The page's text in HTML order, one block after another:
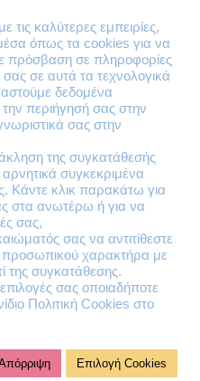
καλύτερες εμπειρίες,
όπως τα cookies για να
πρόσβαση σε πληροφορίες
σε αυτά τα τεχνολογικά
δεδομένα
περιήγησή σας στην
σας στην
της συγκατάθεσής
συγκεκριμένα
Κάντε κλικ παρακάτω για
στα ανωτέρω ή για να
σας,
σας να αντιτίθεστε
χαρακτήρα με
της συγκατάθεσης.
σας οποιαδήποτε
Πολιτική Cookies στο
Επιλογή Cookies